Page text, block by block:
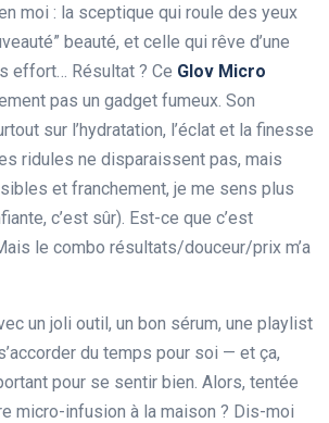
moi : la sceptique qui roule des yeux
beauté, et celle qui rêve d’une
effort… Résultat ? Ce Glov Micro
pas un gadget fumeux. Son
sur l’hydratation, l’éclat et la finesse
ridules ne disparaissent pas, mais
et franchement, je me sens plus
c’est sûr). Est-ce que c’est
le combo résultats/douceur/prix m’a
un joli outil, un bon sérum, une playlist
du temps pour soi — et ça,
pour se sentir bien. Alors, tentée
micro-infusion à la maison ? Dis-moi